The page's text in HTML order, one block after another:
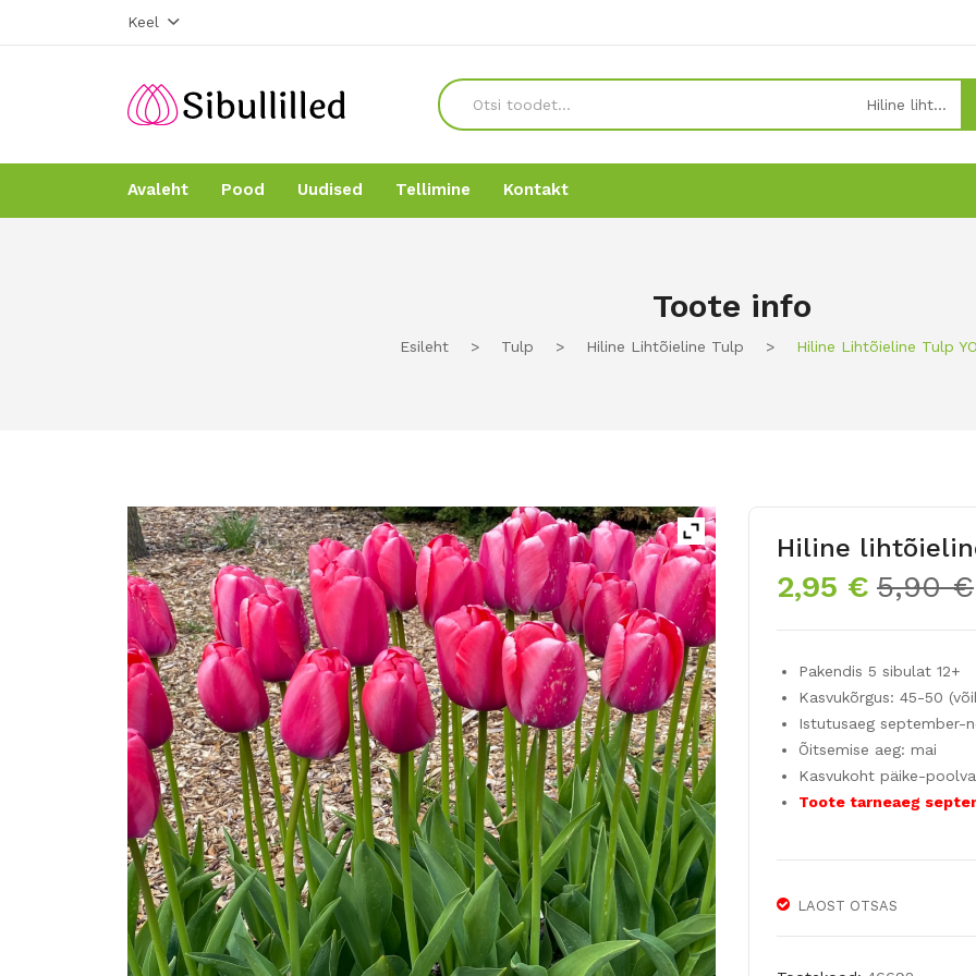
Keel
Hiline lihtõieline tulp
Avaleht Pood Uudised Tellimine Kontakt
Toote info
Esileht > Tulp > Hiline Lihtõieline Tulp > Hiline Lihtõieline Tulp
Hiline
5,90€
2,95 €
Pakendis 5 sibulat 12+
Kasvukõrgus: 45-50
Istutusaeg september-
Õitsemise aeg: mai
Kasvukoht päike-
Toote tarneaeg
LAOST OTSAS